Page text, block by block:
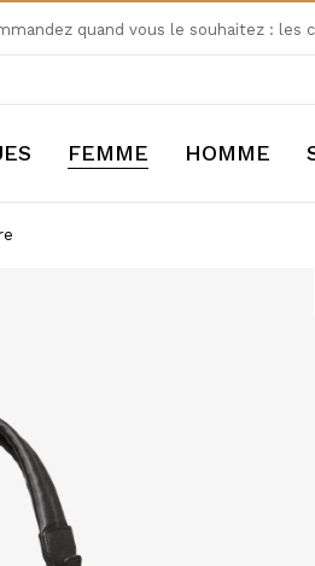
quand vous le souhaitez : les
FEMME HOMME